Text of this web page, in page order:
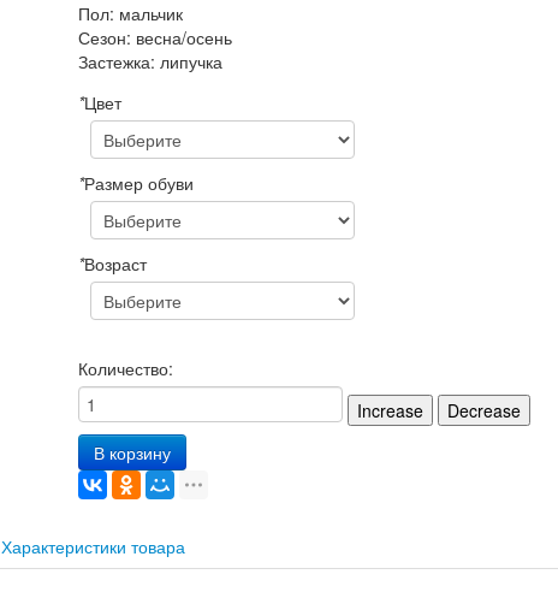
Пол: мальчик
Сезон: весна/осень
Застежка: липучка
*Цвет
*Размер обуви
*Возраст
Количество:
В корзину
Характеристики товара